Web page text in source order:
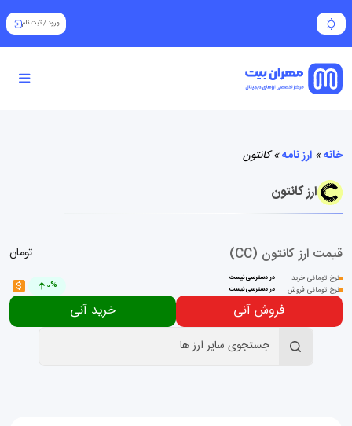
ورود /ثبت نام
خانه» ارز نامه»کانتون
ارز کانتون
قیمت ارز کانتون (CC)
نرخ تومانی خرید در دسترسی نیست
نرخ تومانی فروش در دسترسی نیست
تومان
0%
$
فروش آنی خرید آنی